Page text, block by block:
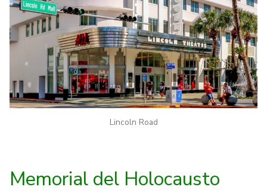
Lincoln Road
Memorial del Holocausto